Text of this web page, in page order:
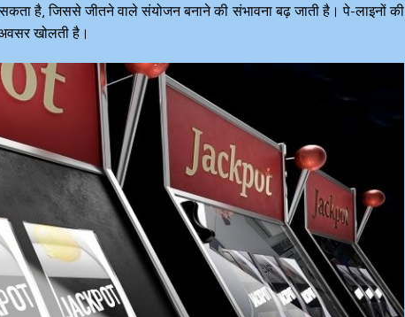
है, जिससे जीतने वाले संयोजन बनाने की संभावना बढ़ जाती है। पे-लाइनों की
खोलती है।